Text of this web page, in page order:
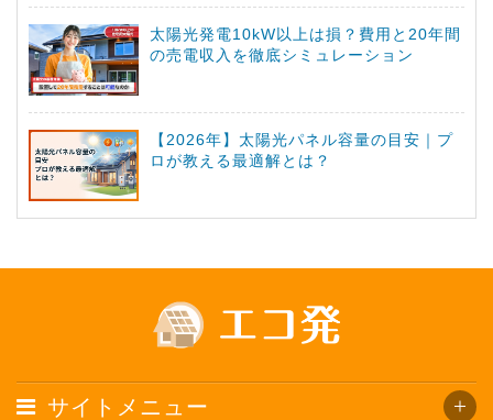
太陽光発電10kW以上は損？費用と20年間
の売電収入を徹底シミュレーション
【2026年】太陽光パネル容量の目安｜プ
ロが教える最適解とは？
サイトメニュー